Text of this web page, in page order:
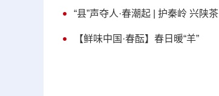
“县”声夺人·春潮起 | 护秦岭 兴陕茶
【鲜味中国·春酝】春日暖“羊”